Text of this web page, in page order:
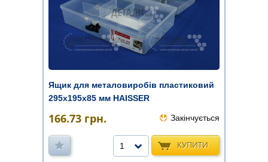
Ящик для металовиробів пластиковий
295х195х85 мм HAISSER
166.73 грн. Закінчується
КУПИТИ
1